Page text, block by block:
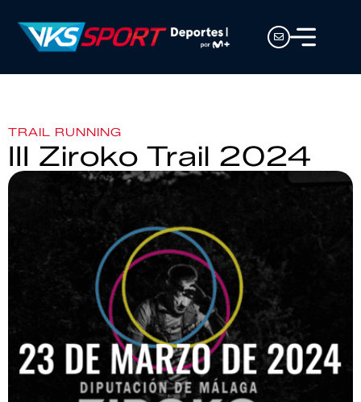
TRAIL RUNNING
III Ziroko Trail 2024